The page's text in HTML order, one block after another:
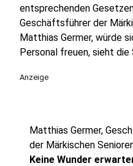
entsprechenden
Geschäftsführer der
Matthias Germer, würde
Personal freuen, sieht
Anzeige
Matthias Germer,
der Märkischen
Keine Wunder